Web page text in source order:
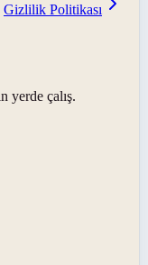
Gizlilik Politikası
yerde çalış.